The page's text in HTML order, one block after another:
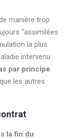
manière trop
“assimilées
la plus
intervenu
par principe
les autres
la fin du